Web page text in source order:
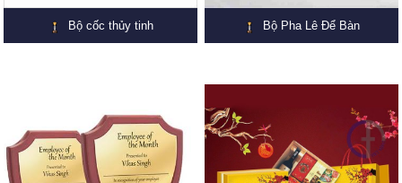
Bộ cốc thủy tinh Bộ Pha Lê Để Bàn